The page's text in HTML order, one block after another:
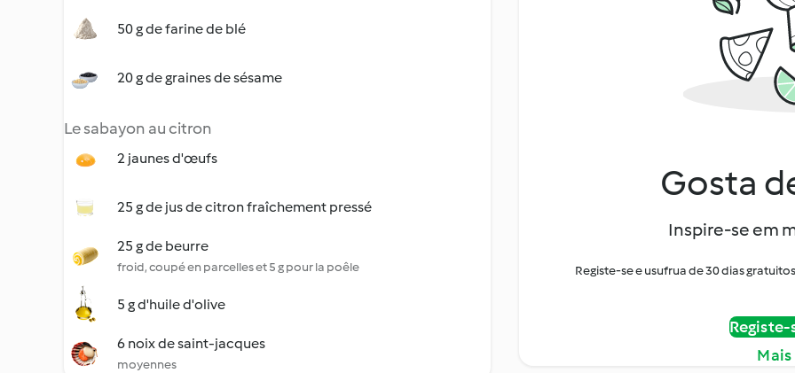
50 g de farine de blé
20 g de graines de sésame
Le sabayon au citron
2 jaunes d'œufs
25 g de jus de citron fraîchement pressé
25 g de beurre
froid, coupé en parcelles et 5 g pour la poêle
5 g d'huile d'olive
6 noix de saint-jacques
moyennes
Gosta
Inspire-se em
Registe-se e usufrua de 30 dias